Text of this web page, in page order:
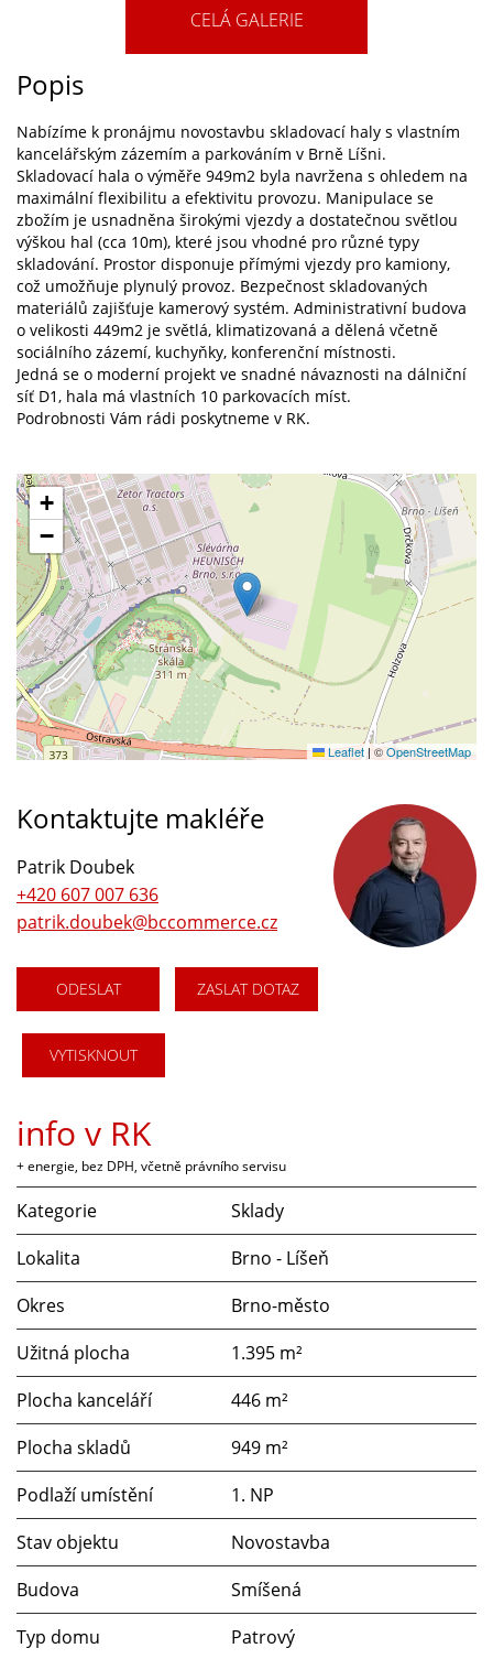
CELÁ GALERIE
Popis
Nabízíme k pronájmu novostavbu skladovací haly s vlastním
kancelářským zázemím a parkováním v Brně Líšni.
Skladovací hala o výměře 949m2 byla navržena s ohledem na
maximální flexibilitu a efektivitu provozu. Manipulace se
zbožím je usnadněna širokými vjezdy a dostatečnou světlou
výškou hal (cca 10m), které jsou vhodné pro různé typy
skladování. Prostor disponuje přímými vjezdy pro kamiony,
což umožňuje plynulý provoz. Bezpečnost skladovaných
materiálů zajišťuje kamerový systém. Administrativní budova
o velikosti 449m2 je světlá, klimatizovaná a dělená včetně
sociálního zázemí, kuchyňky, konferenční místnosti.
Jedná se o moderní projekt ve snadné návaznosti na dálniční
síť D1, hala má vlastních 10 parkovacích míst.
Podrobnosti Vám rádi poskytneme v RK.
+
−
Leaflet| ©OpenStreetMap
Kontaktujte makléře
Patrik Doubek
+420 607 007 636
patrik.doubek@bccommerce.cz
ODESLAT ZASLAT DOTAZ
VYTISKNOUT
info v RK
+ energie, bez DPH, včetně právního servisu
Kategorie
Sklady
Lokalita
Brno - Líšeň
Okres
Brno-město
Užitná plocha
1.395 m²
Plocha kanceláří
446 m²
Plocha skladů
949 m²
Podlaží umístění
1. NP
Stav objektu
Novostavba
Budova
Smíšená
Typ domu
Patrový